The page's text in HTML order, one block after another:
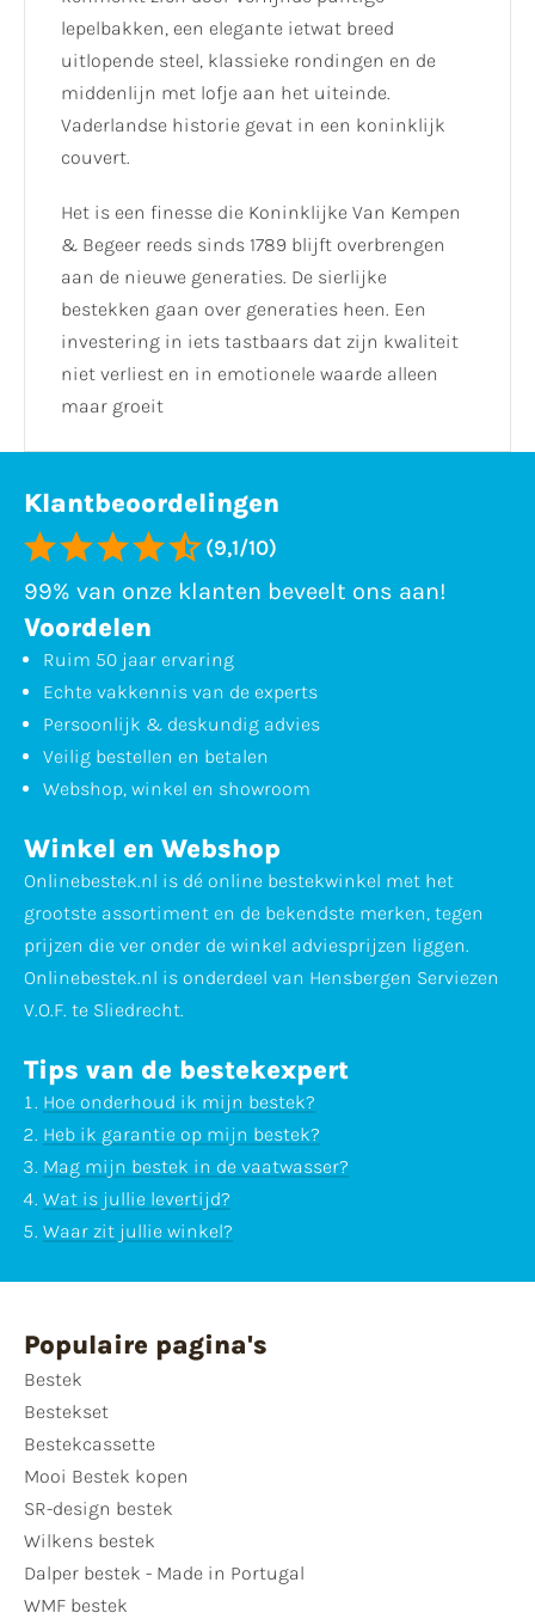
lepelbakken, een elegante ietwat breed
uitlopende steel, klassieke rondingen en de
middenlijn met lofje aan het uiteinde.
Vaderlandse historie gevat in een koninklijk
couvert.
Het is een finesse die Koninklijke Van Kempen
& Begeer reeds sinds 1789 blijft overbrengen
aan de nieuwe generaties. De sierlijke
bestekken gaan over generaties heen. Een
investering in iets tastbaars dat zijn kwaliteit
niet verliest en in emotionele waarde alleen
maar groeit
Klantbeoordelingen
(9,1/10)
99% van onze klanten beveelt ons aan!
Voordelen
Ruim 50 jaar ervaring
Echte vakkennis van de experts
Persoonlijk & deskundig advies
Veilig bestellen en betalen
Webshop, winkel en showroom
Winkel en Webshop
Onlinebestek.nl is dé online bestekwinkel met het
grootste assortiment en de bekendste merken, tegen
prijzen die ver onder de winkel adviesprijzen liggen.
Onlinebestek.nl is onderdeel van Hensbergen Serviezen
V.O.F. te Sliedrecht.
Tips van de bestekexpert
Hoe onderhoud ik mijn bestek?
Heb ik garantie op mijn bestek?
Mag mijn bestek in de vaatwasser?
Wat is jullie levertijd?
Waar zit jullie winkel?
Populaire pagina's
Bestek
Bestekset
Bestekcassette
Mooi Bestek kopen
SR-design bestek
Wilkens bestek
Dalper bestek - Made in Portugal
WMF bestek